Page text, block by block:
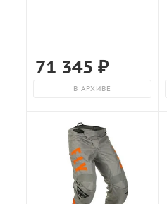
71 345 ₽
В АРХИВЕ